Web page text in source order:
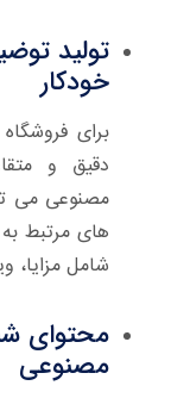
تولید
خودکار
برای
دقیق و
مصنوعی می
های مرتبط
شامل مزایا،
محتوای
مصنوعی